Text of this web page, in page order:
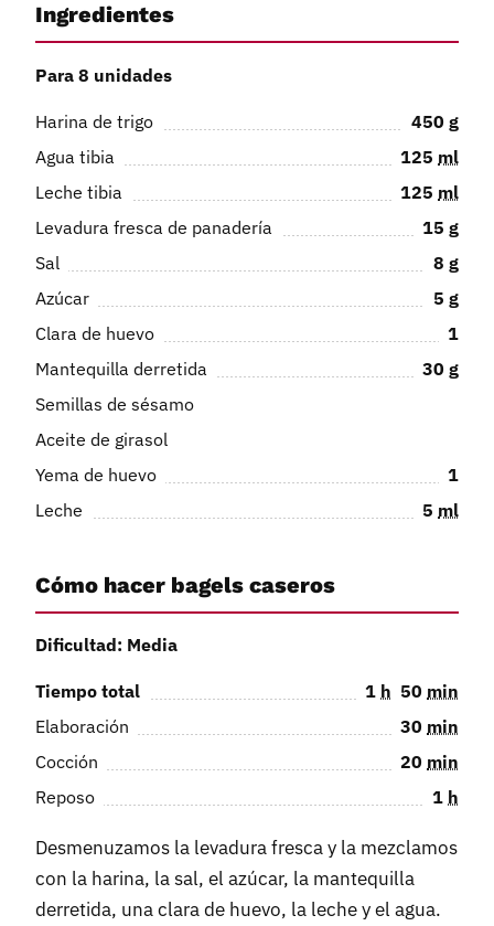
Ingredientes
Para 8 unidades
Harina de trigo 450 g
Agua tibia
125 ml
Leche tibia
125 ml
Levadura fresca de panadería
15 g
Sal
8 g
Azúcar
5 g
Clara de huevo
1
Mantequilla derretida
30 g
Semillas de sésamo
Aceite de girasol
Yema de huevo
1
Leche
5 ml
Cómo hacer bagels caseros
Dificultad: Media
Tiempo total 1 h 50 min
Elaboración
30 min
Cocción
20 min
Reposo
1 h
Desmenuzamos la levadura fresca y la mezclamos
con la harina, la sal, el azúcar, la mantequilla
derretida, una clara de huevo, la leche y el agua.